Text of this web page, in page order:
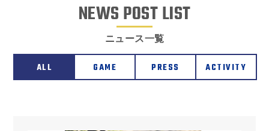
NEWS POST LIST
ニュース一覧
ALL GAME PRESS ACTIVITY